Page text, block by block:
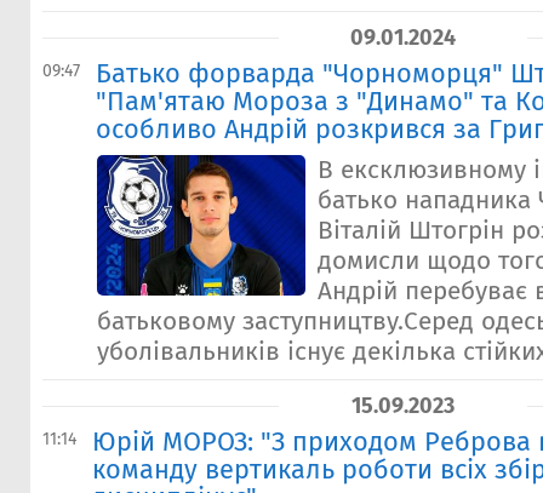
09.01.2024
09:47
Батько форварда "Чорноморця"
"Пам'ятаю Мороза з "Динамо" та
особливо Андрій розкрився за
В ексклюзивному
батько
Віталій Штогрін
домисли щодо
Андрій перебуває
батьковому заступництву.Серед
уболівальників існує декілька
15.09.2023
11:14
Юрій МОРОЗ: "З приходом Реброва
команду вертикаль роботи всіх